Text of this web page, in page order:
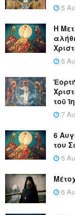
5
Η
5
τοῦ
7
6
του
5
6